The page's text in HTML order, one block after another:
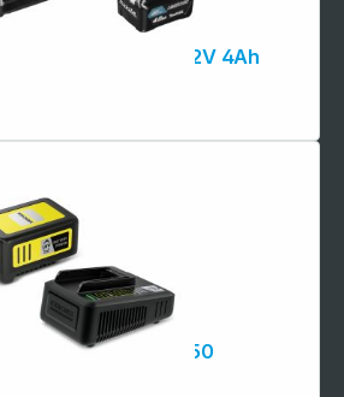
Makita 191L68-0 Power Source Kit Li 12V 4Ah
Kärcher Starter Kit Battery Power 18/50